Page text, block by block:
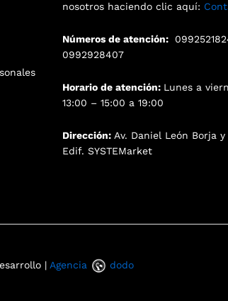
nosotros haciendo clic aquí:
Números de atención:
0992928407
Horario de atención: Lunes a
13:00 – 15:00 a 19:00
Dirección: Av. Daniel León Borja
Edif. SYSTEMarket
| Agencia dodo